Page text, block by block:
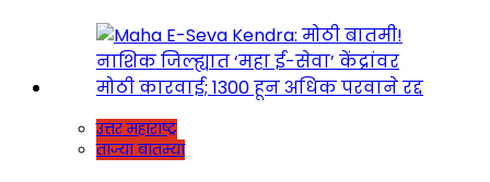
उत्तर महाराष्ट्र
ताज्या बातम्या